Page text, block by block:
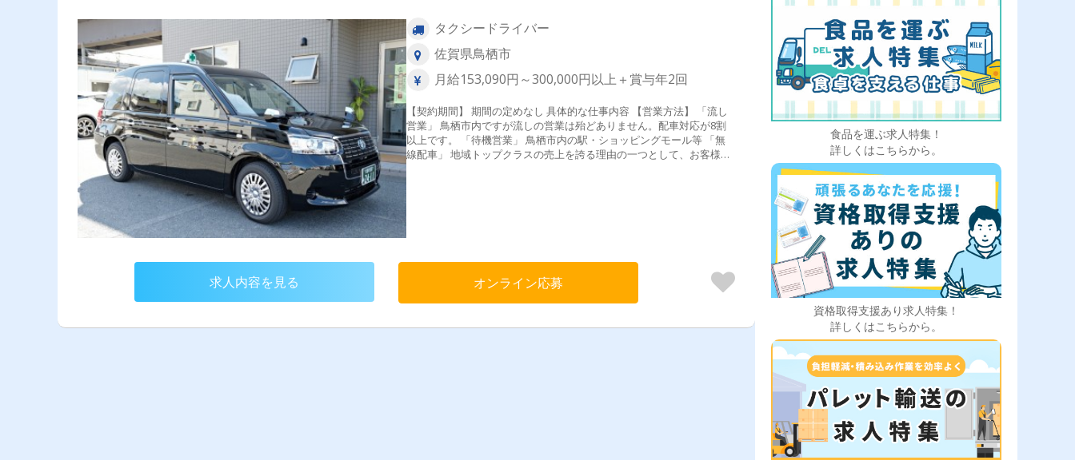
タクシードライバー
佐賀県鳥栖市
月給153,090円～300,000円以上＋賞与年2回
【契約期間】 期間の定めなし 具体的な仕事内容 【営業方法】 「流し
営業」 鳥栖市内ですが流しの営業は殆どありません。配車対応が8割
以上です。 「待機営業」 鳥栖市内の駅・ショッピングモール等 「無
線配車」 地域トップクラスの売上を誇る理由の一つとして、お客様か
らの配車依頼が非常に多いです。地域の方々からたくさんのご注文を
いただけます。その為、流し営業や待機での営業以外でも、しっかり
中！】 子育て世代や、業界未経験で50代や60代からでも活躍できるの
がタクシードライバーのお仕事です！実際に主婦（夫）・中高年・シ
ント！】 ◆2種免許取得費用会社負担！ ◆賞与支給あり！ ◆女性ドラ
イバー活躍中！ ◆地域トップクラスの売上を誇る！ ◆マイカー通勤
OK！ ◆福祉タクシーの仕事もあり！ ◆60代も歓迎！ 【受動喫煙対
求人内容を見る オンライン応募
食品を運ぶ求人特集！
詳しくはこちらから。
資格取得支援あり求人特集！
詳しくはこちらから。